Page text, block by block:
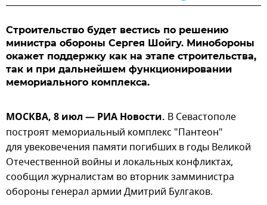
Строительство будет вестись по решению
министра обороны Сергея Шойгу. Минобороны
окажет поддержку как на этапе строительства,
так и при дальнейшем функционировании
мемориального комплекса.
МОСКВА, 8 июл — РИА Новости. В Севастополе
построят мемориальный комплекс "Пантеон"
для увековечения памяти погибших в годы Великой
Отечественной войны и локальных конфликтах,
сообщил журналистам во вторник замминистра
обороны генерал армии Дмитрий Булгаков.